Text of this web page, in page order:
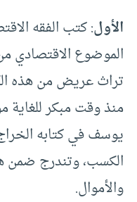
الأول: كتب الفقه
الموضوع الاقتصادي
تراث عريض من هذه
منذ وقت مبكر
يوسف في كتابه
الكسب، وتندرج ضمن
والأموال.